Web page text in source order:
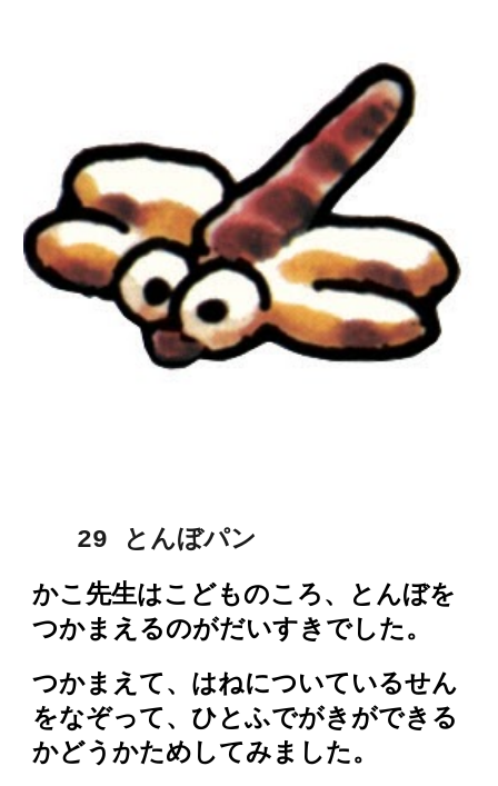
29 とんぼパン
かこ先生はこどものころ、とんぼを
つかまえるのがだいすきでした。
つかまえて、はねについているせん
をなぞって、ひとふでがきができる
かどうかためしてみました。